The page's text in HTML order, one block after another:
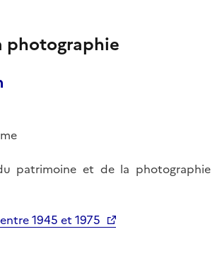
photographie
patrimoine et de la photographie
1945 et 1975